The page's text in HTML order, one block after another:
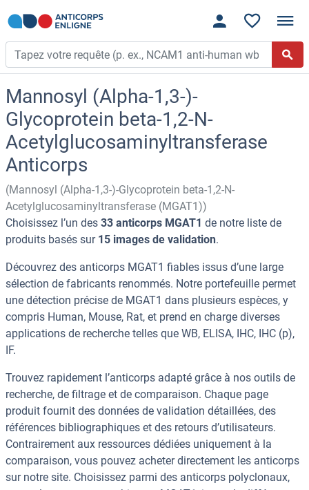
Mannosyl (Alpha-1,3-)-
Glycoprotein beta-1,2-N-
Acetylglucosaminyltransferase
Anticorps
(Mannosyl (Alpha-1,3-)-Glycoprotein beta-1,2-N-
Acetylglucosaminyltransferase (MGAT1))
Choisissez l’un des 33 anticorps MGAT1 de notre liste de
produits basés sur 15 images de validation.
Découvrez des anticorps MGAT1 fiables issus d’une large
sélection de fabricants renommés. Notre portefeuille permet
une détection précise de MGAT1 dans plusieurs espèces, y
compris Human, Mouse, Rat, et prend en charge diverses
applications de recherche telles que WB, ELISA, IHC, IHC (p),
IF.
Trouvez rapidement l’anticorps adapté grâce à nos outils de
recherche, de filtrage et de comparaison. Chaque page
produit fournit des données de validation détaillées, des
références bibliographiques et des retours d’utilisateurs.
Contrairement aux ressources dédiées uniquement à la
comparaison, vous pouvez acheter directement les anticorps
sur notre site. Choisissez parmi des anticorps polyclonaux,